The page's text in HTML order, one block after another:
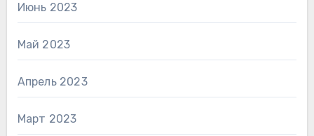
Июнь 2023
Май 2023
Апрель 2023
Март 2023